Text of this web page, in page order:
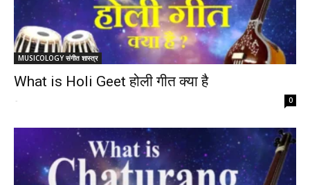
MUSICOLOGY संगीत शास्त्र
What is Holi Geet होली गीत क्या है
- 0